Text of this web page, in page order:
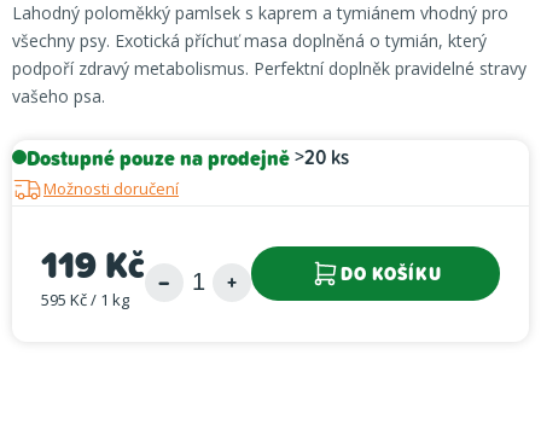
Lahodný poloměkký pamlsek s kaprem a tymiánem vhodný pro
všechny psy. Exotická příchuť masa doplněná o tymián, který
podpoří zdravý metabolismus. Perfektní doplněk pravidelné stravy
vašeho psa.
Dostupné pouze na prodejně>20 ks
Možnosti doručení
119 Kč
Měrná cena:
595 Kč / 1 kg
DO KOŠÍKU